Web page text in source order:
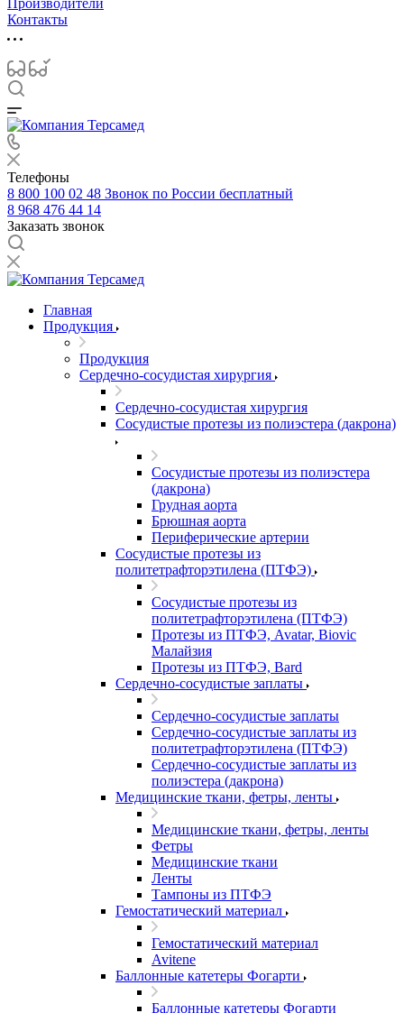
Производители
Контакты
Телефоны
8 800 100 02 48 Звонок по России бесплатный
8 968 476 44 14
Заказать звонок
Главная
Продукция
Продукция
Сердечно-сосудистая хирургия
Сердечно-сосудистая хирургия
Сосудистые протезы из полиэстера (дакрона)
Сосудистые протезы из полиэстера
(дакрона)
Грудная аорта
Брюшная аорта
Периферические артерии
Сосудистые протезы из
политетрафторэтилена (ПТФЭ)
Сосудистые протезы из
политетрафторэтилена (ПТФЭ)
Протезы из ПТФЭ, Avatar, Biovic
Малайзия
Протезы из ПТФЭ, Bard
Сердечно-сосудистые заплаты
Сердечно-сосудистые заплаты
Сердечно-сосудистые заплаты из
политетрафторэтилена (ПТФЭ)
Сердечно-сосудистые заплаты из
полиэстера (дакрона)
Медицинские ткани, фетры, ленты
Медицинские ткани, фетры, ленты
Фетры
Медицинские ткани
Ленты
Тампоны из ПТФЭ
Гемостатический материал
Гемостатический материал
Avitene
Баллонные катетеры Фогарти
Баллонные катетеры Фогарти